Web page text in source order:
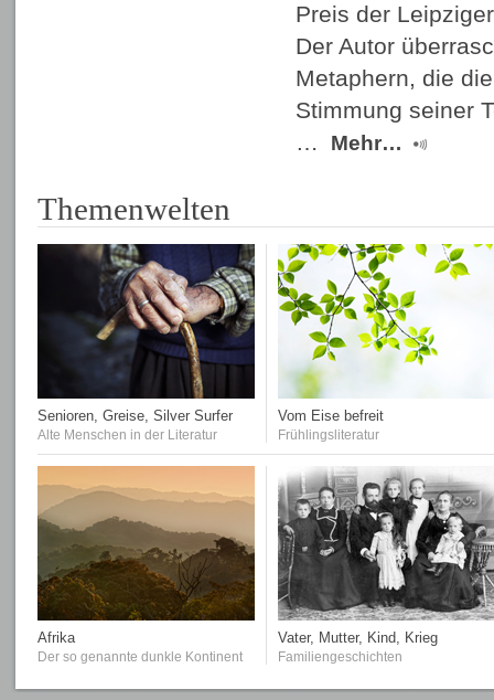
Preis der
Der Autor
Metaphern, die
Stimmung seiner
…
Mehr…
Themenwelten
Senioren, Greise, Silver Surfer
Alte Menschen in der Literatur
Vom Eise befreit
Frühlingsliteratur
Afrika
Der so genannte dunkle Kontinent
Vater, Mutter, Kind, Krieg
Familiengeschichten